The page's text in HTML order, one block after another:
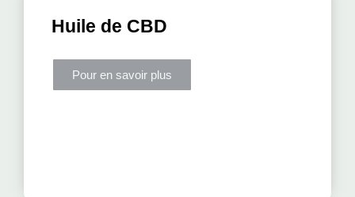
Huile de CBD
Pour en savoir plus